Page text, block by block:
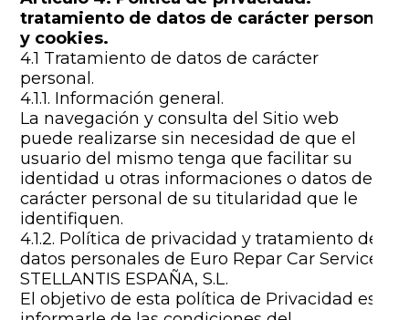
tratamiento de datos de carácter personal
y cookies.
4.1 Tratamiento de datos de carácter
personal.
4.1.1. Información general.
La navegación y consulta del Sitio web
puede realizarse sin necesidad de que el
usuario del mismo tenga que facilitar su
identidad u otras informaciones o datos de
carácter personal de su titularidad que le
identifiquen.
4.1.2. Política de privacidad y tratamiento de
datos personales de Euro Repar Car Service -
STELLANTIS ESPAÑA, S.L.
El objetivo de esta política de Privacidad es